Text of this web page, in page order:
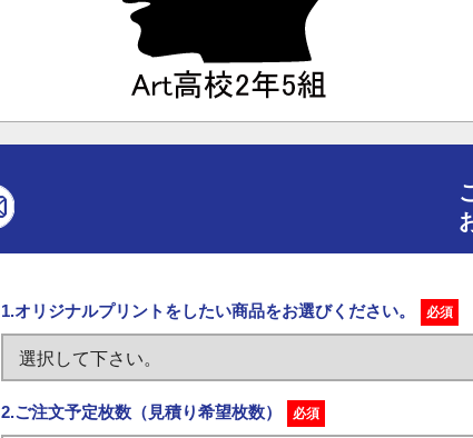
1.オリジナルプリントをしたい商品をお選びください。 必須
2.ご注文予定枚数（見積り希望枚数） 必須